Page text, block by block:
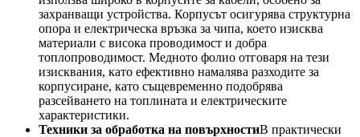
захранващи устройства. Корпусът осигурява структурна
опора и електрическа връзка за чипа, което изисква
материали с висока проводимост и добра
топлопроводимост. Медното фолио отговаря на тези
изисквания, като ефективно намалява разходите за
корпусиране, като същевременно подобрява
разсейването на топлината и електрическите
характеристики.
Техники за обработка на повърхностиВ практически